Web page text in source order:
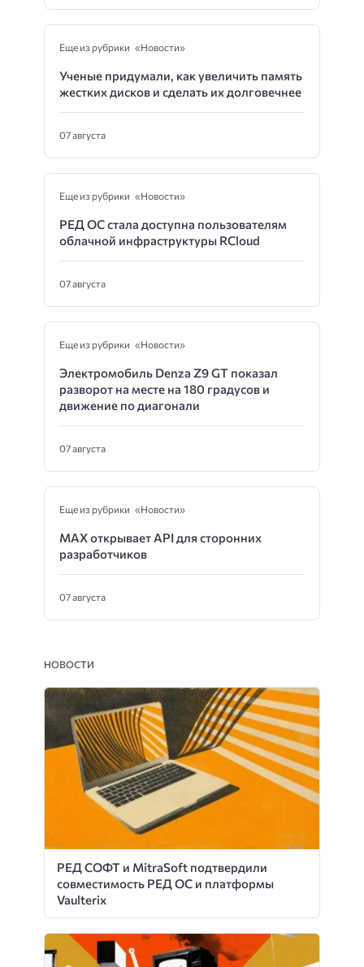
Еще из рубрики «Новости»
Ученые придумали, как увеличить память
жестких дисков и сделать их долговечнее
07 августа
Еще из рубрики «Новости»
РЕД ОС стала доступна пользователям
облачной инфраструктуры RCloud
07 августа
Еще из рубрики «Новости»
Электромобиль Denza Z9 GT показал
разворот на месте на 180 градусов и
движение по диагонали
07 августа
Еще из рубрики «Новости»
MAX открывает API для сторонних
разработчиков
07 августа
НОВОСТИ
РЕД СОФТ и MitraSoft подтвердили
совместимость РЕД ОС и платформы
Vaulterix